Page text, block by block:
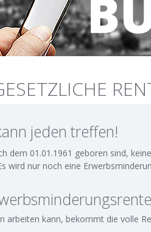
jeden treffen!
dem 01.01.1961 geboren sind, keine
wird nur noch eine
arbeiten kann, bekommt die volle